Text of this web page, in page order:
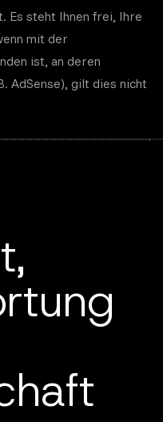
Es steht Ihnen frei, Ihre
mit der
ist, an deren
AdSense), gilt dies nicht